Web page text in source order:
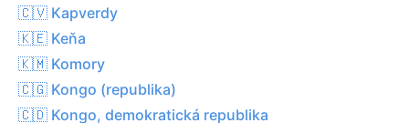
🇨🇻 Kapverdy
🇰🇪 Keňa
🇰🇲 Komory
🇨🇬 Kongo (republika)
🇨🇩 Kongo, demokratická republika